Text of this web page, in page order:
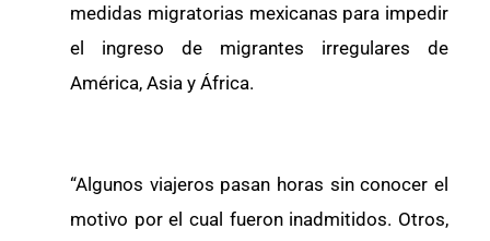
medidas migratorias mexicanas para impedir
el ingreso de migrantes irregulares de
América, Asia y África.
“Algunos viajeros pasan horas sin conocer el
motivo por el cual fueron inadmitidos. Otros,